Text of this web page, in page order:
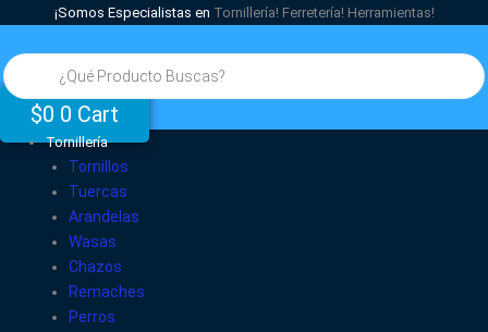
contenido
¡Somos Especialistas en Tornillería! Ferretería! Herramientas!
Búsqueda
de
productos
$0 0 Cart
Tornillería
Tornillos
Tuercas
Arandelas
Wasas
Chazos
Remaches
Perros